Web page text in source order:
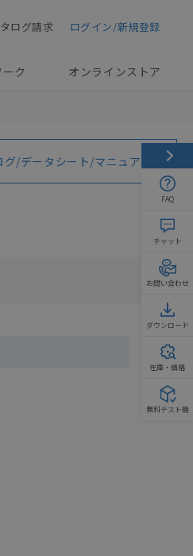
ログイン/新規登録
ログ請求
ク オンラインストア
グ/データシート/マニュアル
FAQ
チャット
お問い合わせ
ダウンロード
在庫・価格
無料テスト機